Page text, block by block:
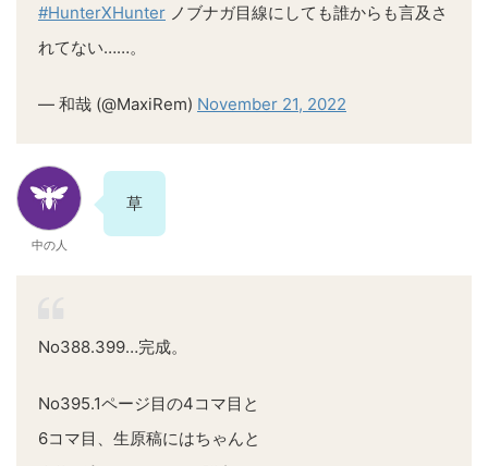
#HunterXHunter ノブナガ目線にしても誰からも言及さ
れてない……。
— 和哉 (@MaxiRem) November 21, 2022
中の人
草
No388.399…完成。
No395.1ページ目の4コマ目と
6コマ目、生原稿にはちゃんと